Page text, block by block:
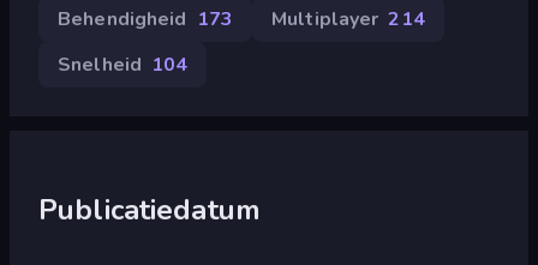
Behendigheid 173 Multiplayer 214
Snelheid 104
Publicatiedatum